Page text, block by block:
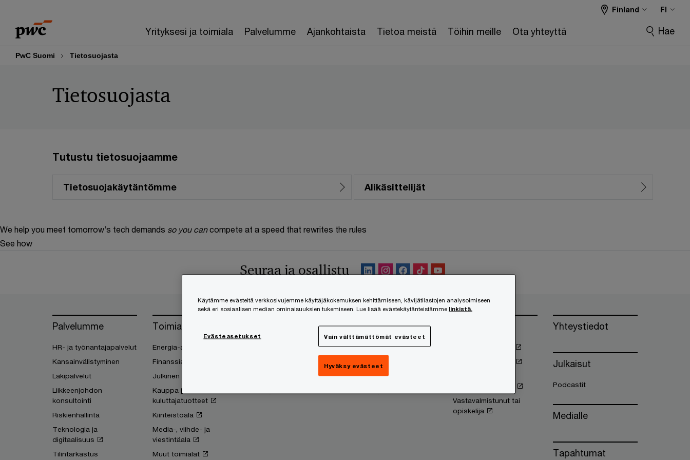
content
footer
Yrityksesi ja toimiala Palvelumme Ajankohtaista Tietoa meistä Töihin meille Ota yhteyttä
Finland FI
Hae
PwC Suomi Tietosuojasta
Tietosuojasta
Tutustu tietosuojaamme
Tietosuojakäytäntömme Alikäsittelijät
We help you meet tomorrow’s tech demands so you can compete at a speed that rewrites the rules
See how
Seuraa ja osallistu
Palvelumme
HR- ja työnantajapalvelut
Kansainvälistyminen
Lakipalvelut
Liikkeenjohdon
konsultointi
Riskienhallinta
Teknologia ja
digitaalisuus
Tilintarkastus
Toimialasi
Energia-ala
Finanssiala
Julkinen sektori
Kauppa ja
kuluttajatuotteet
Kiinteistöala
Media-, viihde- ja
viestintäala
Muut toimialat
Sinun yrityksesi Tietoa meistä
Historia
Vastuullisuus
Vastavalmistunut tai
opiskelija
Yhteystiedot
Julkaisut
Podcastit
Medialle
Tapahtumat
Käytämme evästeitä verkkosivujemme käyttäjäkokemuksen kehittämiseen, kävijätilastojen analysoimiseen
sekä eri sosiaalisen median ominaisuuksien tukemiseen. Lue lisää evästekäytänteistämme linkistä.
Evästeasetukset Vain välttämättömät evästeet
Hyväksy evästeet